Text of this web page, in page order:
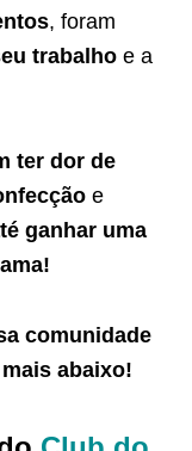
, foram
trabalho e a
ter dor de
e
ganhar uma
comunidade
mais abaixo!